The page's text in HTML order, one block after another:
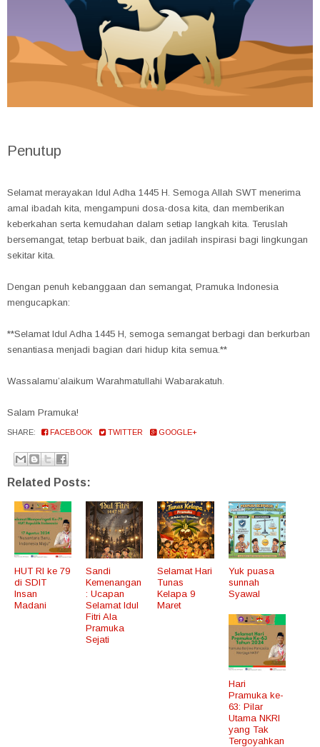
Penutup
Selamat merayakan Idul Adha 1445 H. Semoga Allah SWT menerima
amal ibadah kita, mengampuni dosa-dosa kita, dan memberikan
keberkahan serta kemudahan dalam setiap langkah kita. Teruslah
bersemangat, tetap berbuat baik, dan jadilah inspirasi bagi lingkungan
sekitar kita.
Dengan penuh kebanggaan dan semangat, Pramuka Indonesia
mengucapkan:
**Selamat Idul Adha 1445 H, semoga semangat berbagi dan berkurban
senantiasa menjadi bagian dari hidup kita semua.**
Wassalamu’alaikum Warahmatullahi Wabarakatuh.
Salam Pramuka!
SHARE: FACEBOOK TWITTER GOOGLE+
Related Posts:
HUT RI ke 79
di SDIT
Insan
Madani
Sandi
Kemenangan
: Ucapan
Selamat Idul
Fitri Ala
Pramuka
Sejati
Selamat Hari
Tunas
Kelapa 9
Maret
Yuk puasa
sunnah
Syawal
Hari
Pramuka ke-
63: Pilar
Utama NKRI
yang Tak
Tergoyahkan